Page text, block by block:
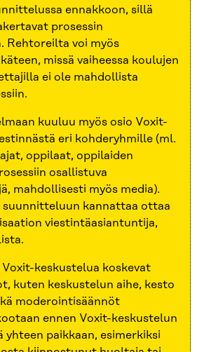
ennakkoon, sillä
prosessin
Rehtoreilta voi myös
missä vaiheessa koulujen
ei ole mahdollista
kuuluu myös osio Voxit-
eri kohderyhmille (ml.
oppilaat, oppilaiden
osallistuva
mahdollisesti myös media).
suunnitteluun kannattaa ottaa
viestintäasiantuntija,
keskustelua koskevat
kuten keskustelun aihe, kesto
moderointisäännöt
ennen Voxit-keskustelun
yhteen paikkaan, esimerkiksi